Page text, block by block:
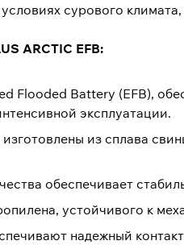
сурового
ARCTIC EFB:
Flooded Battery (EFB),
эксплуатации.
из сплава
обеспечивает
устойчивого к
надежный